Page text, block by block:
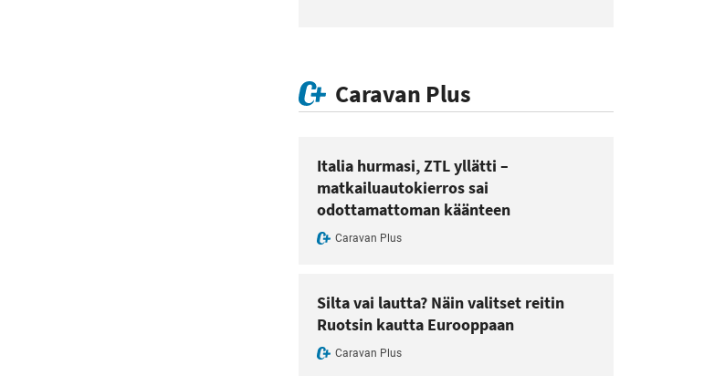
Caravan Plus
Italia hurmasi, ZTL yllätti –
matkailuautokierros sai
odottamattoman käänteen
Caravan Plus
Silta vai lautta? Näin valitset reitin
Ruotsin kautta Eurooppaan
Caravan Plus